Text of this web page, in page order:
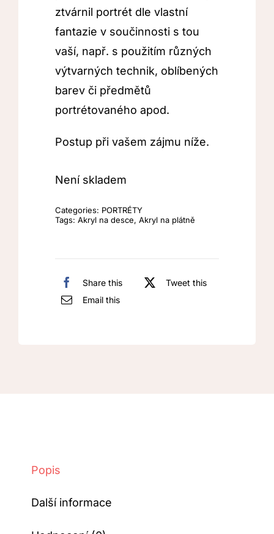
ztvárnil portrét dle vlastní
fantazie v součinnosti s tou
vaší, např. s použitím různých
výtvarných technik, oblíbených
barev či předmětů
portrétovaného apod.
Postup při vašem zájmu níže.
Není skladem
Categories: PORTRÉTY
Tags: Akryl na desce, Akryl na plátně
Share this
Tweet this
Email this
Popis
Další informace